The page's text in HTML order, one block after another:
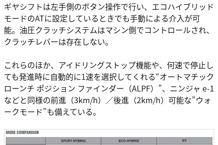
ギヤシフトは左手側のボタン操作で行い、エコハイブリッド
モードのATに設定しているときでも手動による介入が可
能。油圧クラッチシステムはマシン側でコントロールされ、
クラッチレバーは存在しない。
これらのほか、アイドリングストップ機能や、何速で停止し
ても発進時に自動的に1速を選択してくれる“オートマチック
ローンチ ポジション ファインダー（ALPF）”、ニンジャ e-1
などと同様の前進（3km/h）／後進（2km/h）可能な”ウォ
ークモード”も備えている。